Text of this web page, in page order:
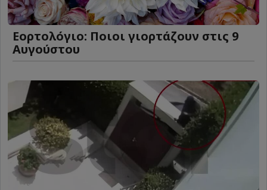
Εορτολόγιο: Ποιοι γιορτάζουν στις 9
Αυγούστου